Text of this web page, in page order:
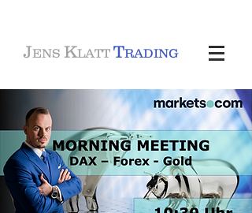
JENS KLATT TRADING